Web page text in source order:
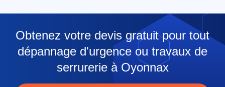
Obtenez votre devis gratuit pour tout
dépannage d'urgence ou travaux de
serrurerie à Oyonnax